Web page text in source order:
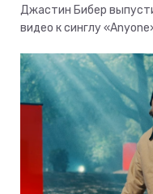
Джастин Бибер
видео к синглу